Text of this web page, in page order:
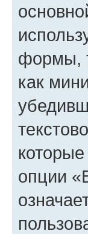
формы,
как
опции